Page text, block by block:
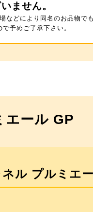
ません。
などにより同名のお品物でも
予めご了承下さい。
エール GP
ル プルミエ